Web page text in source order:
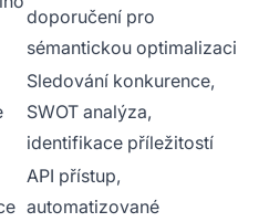
doporučení pro
sémantickou optimalizaci
Sledování konkurence,
SWOT analýza,
identifikace příležitostí
API přístup,
automatizované